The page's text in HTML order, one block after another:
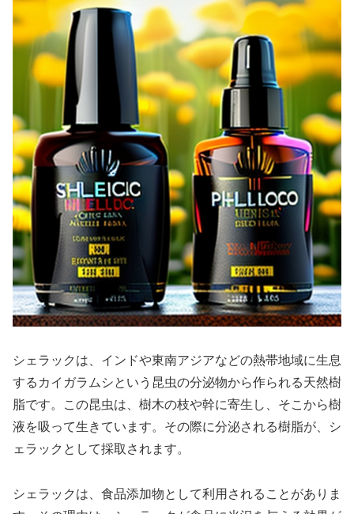
シェラックは、インドや東南アジアなどの熱帯地域に生息
するカイガラムシという昆虫の分泌物から作られる天然樹
脂です。この昆虫は、樹木の枝や幹に寄生し、そこから樹
液を吸って生きています。その際に分泌される樹脂が、シ
ェラックとして採取されます。
シェラックは、食品添加物として利用されることがありま